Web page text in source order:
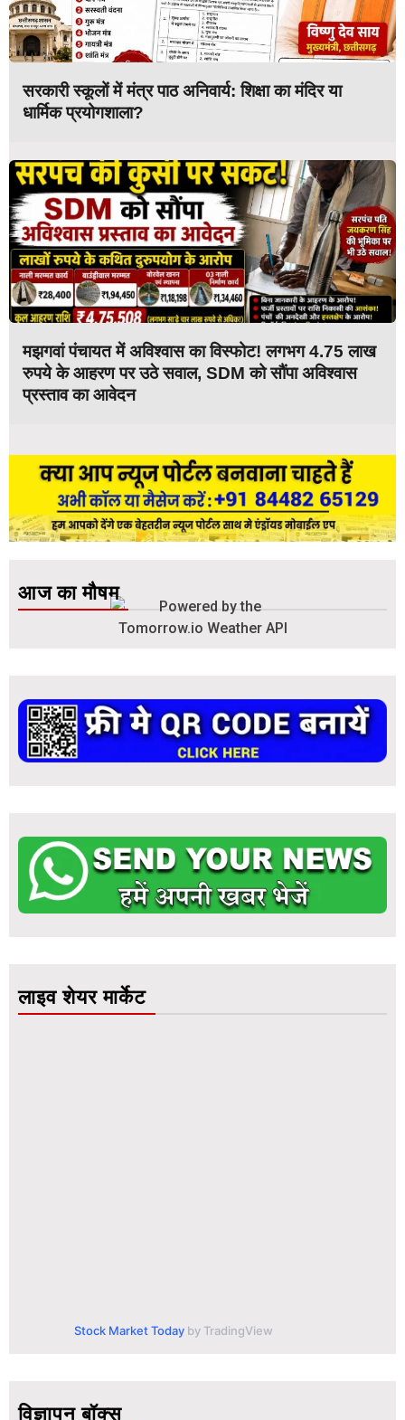
सरकारी स्कूलों में मंत्र पाठ अनिवार्य: शिक्षा का मंदिर या
धार्मिक प्रयोगशाला?
मझगवां पंचायत में अविश्वास का विस्फोट! लगभग 4.75 लाख
रुपये के आहरण पर उठे सवाल, SDM को सौंपा अविश्वास
प्रस्ताव का आवेदन
आज का मौषम
लाइव शेयर मार्केट
Stock Market Today by TradingView
विज्ञापन बॉक्स